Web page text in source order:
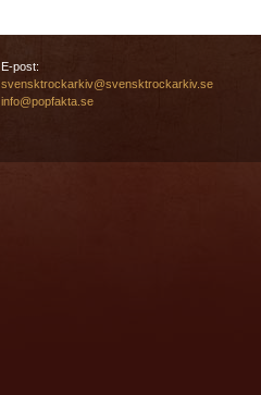
E-post:
svensktrockarkiv@svensktrockarkiv.se
info@popfakta.se